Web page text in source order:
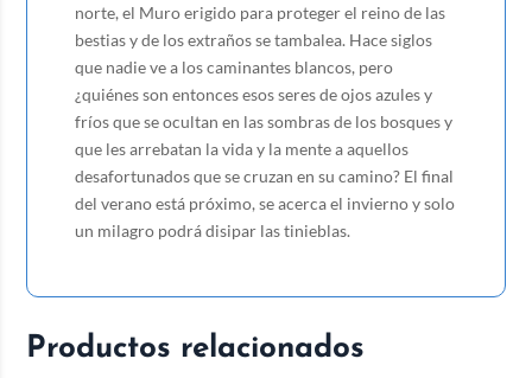
norte, el Muro erigido para proteger el reino de las
bestias y de los extraños se tambalea. Hace siglos
que nadie ve a los caminantes blancos, pero
¿quiénes son entonces esos seres de ojos azules y
fríos que se ocultan en las sombras de los bosques y
que les arrebatan la vida y la mente a aquellos
desafortunados que se cruzan en su camino? El final
del verano está próximo, se acerca el invierno y solo
un milagro podrá disipar las tinieblas.
Productos relacionados